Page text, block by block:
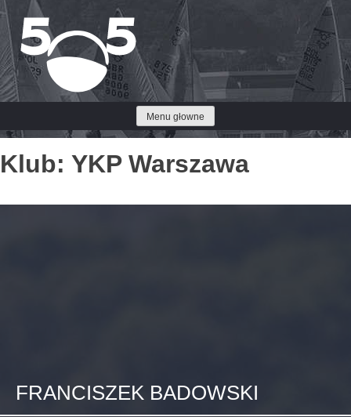
Przejdź
do
treści
Menu głowne
Klub: YKP Warszawa
FRANCISZEK BADOWSKI